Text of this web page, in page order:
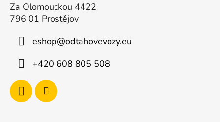
Za Olomouckou 4422
796 01 Prostějov
eshop@odtahovevozy.eu
+420 608 805 508